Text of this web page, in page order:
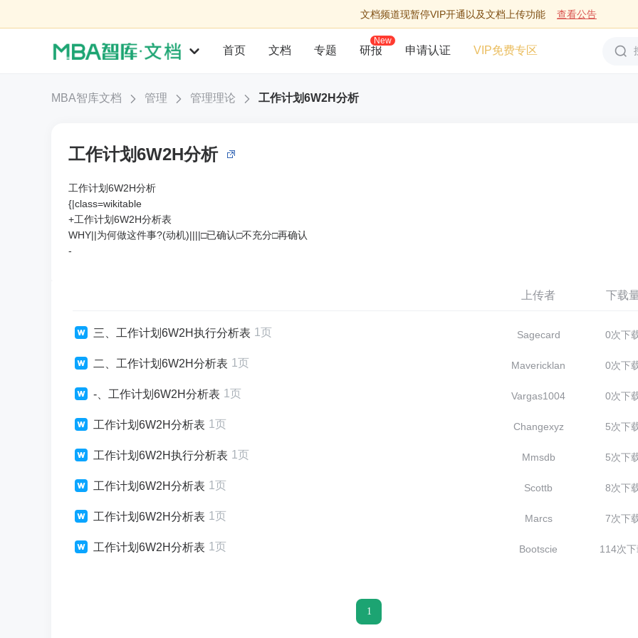
文档频道现暂停VIP开通以及文档上传功能 查看公告
首页 文档 专题 研报
New
申请认证 VIP免费专区
MBA智库文档 管理 管理理论 工作计划6W2H分析
工作计划6W2H分析
工作计划6W2H分析
{|class=wikitable
+工作计划6W2H分析表
WHY||为何做这件事?(动机)||||□已确认□不充分□再确认
-
上传者 下载
三、工作计划6W2H执行分析表 1页 Sagecard 0次下
二、工作计划6W2H分析表 1页 Mavericklan 0次下
-、工作计划6W2H分析表 1页 Vargas1004 0次下
工作计划6W2H分析表 1页 Changexyz 5次下
工作计划6W2H执行分析表 1页 Mmsdb 5次下
工作计划6W2H分析表 1页 Scottb 8次下
工作计划6W2H分析表 1页 Marcs 7次下
工作计划6W2H分析表 1页 Bootscie 114次下
1